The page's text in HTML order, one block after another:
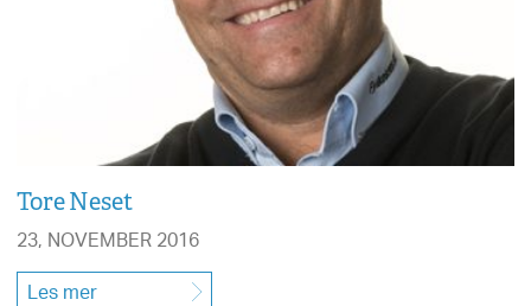
Tore Neset
23, NOVEMBER 2016
Les mer